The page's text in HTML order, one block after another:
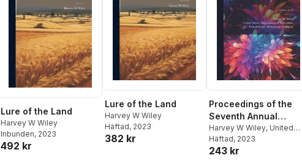
Lure of the Land
Harvey W Wiley
Inbunden, 2023
492 kr
Lure of the Land
Harvey W Wiley
Häftad, 2023
382 kr
Proceedings of the
Seventh Annual
Convention of the
Association of Official
Agricultural Chemists
Harvey W Wiley, United
States Department of
Agricult,
Häftad, 2023
243 kr